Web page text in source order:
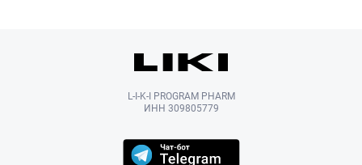
L-I-K-I PROGRAM PHARM
ИНН 309805779